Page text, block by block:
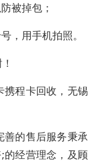
被掉包；
，用手机拍照。
携程卡回收，无锡
善的售后服务秉承
经营理念，及顾